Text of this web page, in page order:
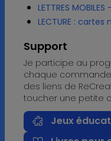
LETTRES MOBILES
LECTURE : cartes
Support
Je participe au
chaque
des liens de
toucher une petite
Jeux